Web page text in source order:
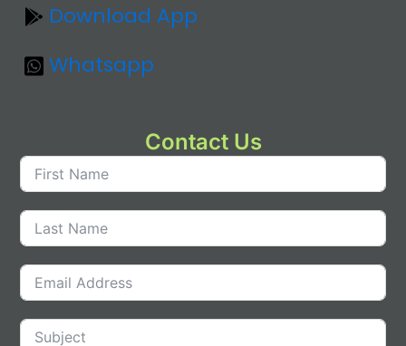
Download App
Whatsapp
Contact Us